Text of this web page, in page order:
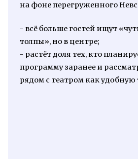
на фоне перегруженного
- всё больше гостей ищут
толпы», но в центре;
- растёт доля тех, кто
программу заранее и
рядом с театром как удобную